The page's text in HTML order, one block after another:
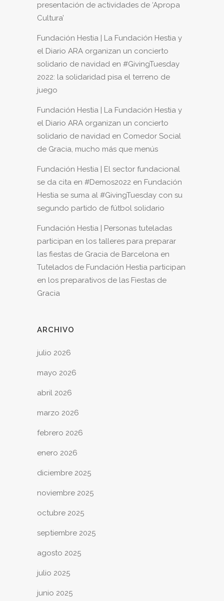
presentación de actividades de ‘Apropa
Cultura’
Fundación Hestia | La Fundación Hestia y
el Diario ARA organizan un concierto
solidario de navidad en #GivingTuesday
2022: la solidaridad pisa el terreno de
juego
Fundación Hestia | La Fundación Hestia y
el Diario ARA organizan un concierto
solidario de navidad en Comedor Social
de Gracia, mucho más que menús
Fundación Hestia | El sector fundacional
se da cita en #Demos2022 en Fundación
Hestia se suma al #GivingTuesday con su
segundo partido de fútbol solidario
Fundación Hestia | Personas tuteladas
participan en los talleres para preparar
las fiestas de Gracia de Barcelona en
Tutelados de Fundación Hestia participan
en los preparativos de las Fiestas de
Gracia
ARCHIVO
julio 2026
mayo 2026
abril 2026
marzo 2026
febrero 2026
enero 2026
diciembre 2025
noviembre 2025
octubre 2025
septiembre 2025
agosto 2025
julio 2025
junio 2025